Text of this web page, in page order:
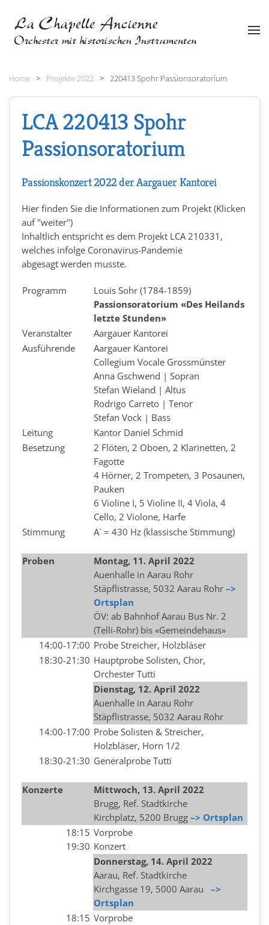
Zum Hauptinhalt springen
Home Projekte 2022 220413 Spohr Passionsoratorium
LCA 220413 Spohr
Passionsoratorium
Passionskonzert 2022 der Aargauer Kantorei
Hier finden Sie die Informationen zum Projekt (Klicken
auf "weiter")
Inhaltlich entspricht es dem Projekt LCA 210331,
welches infolge Coronavirus-Pandemie
abgesagt werden musste.
Programm
Louis Sohr (1784-1859)
Passionsoratorium «Des Heilands
letzte Stunden»
Veranstalter
Aargauer Kantorei
Ausführende
Aargauer Kantorei
Collegium Vocale Grossmünster
Anna Gschwend | Sopran
Stefan Wieland | Altus
Rodrigo Carreto | Tenor
Stefan Vock | Bass
Leitung
Kantor Daniel Schmid
Besetzung
2 Flöten, 2 Oboen, 2 Klarinetten, 2
Fagotte
4 Hörner, 2 Trompeten, 3 Posaunen,
Pauken
6 Violine I, 5 Violine II, 4 Viola, 4
Cello, 2 Violone, Harfe
Stimmung
A` = 430 Hz (klassische Stimmung)
Proben
Montag, 11. April 2022
Auenhalle in Aarau Rohr
Stäpflistrasse, 5032 Aarau Rohr –>
Ortsplan
ÖV: ab Bahnhof Aarau Bus Nr. 2
(Telli-Rohr) bis «Gemeindehaus»
14:00-17:00 Probe Streicher, Holzbläser
18:30-21:30 Hauptprobe Solisten, Chor,
Orchester Tutti
Dienstag, 12. April 2022
Auenhalle in Aarau Rohr
Stäpflistrasse, 5032 Aarau Rohr
14:00-17:00 Probe Solisten & Streicher,
Holzbläser, Horn 1/2
18:30-21:30 Generalprobe Tutti
Konzerte Mittwoch, 13. April 2022
Brugg, Ref. Stadtkirche
Kirchplatz, 5200 Brugg –> Ortsplan
18:15
19:30
Vorprobe
Konzert
Donnerstag, 14. April 2022
Aarau, Ref. Stadtkirche
Kirchgasse 19, 5000 Aarau –>
Ortsplan
18:15 Vorprobe